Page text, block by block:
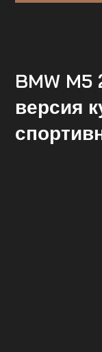
BMW
версия